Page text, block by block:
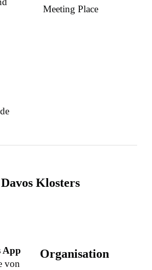
Meeting Place
Klosters
App
von
Organisation